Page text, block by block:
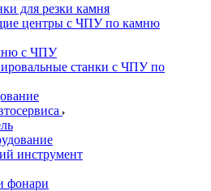
для резки камня
центры с ЧПУ по камню
с ЧПУ
станки с ЧПУ по
инструмент
фонари